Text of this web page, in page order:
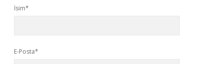
İsim*
E-Posta*